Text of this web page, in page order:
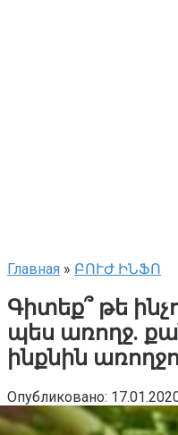
Главная » ԲՈՒԺ ԻՆՖՈ
Գիտեք՞ թե
պես առողջ.
ինքնին
Опубликовано: